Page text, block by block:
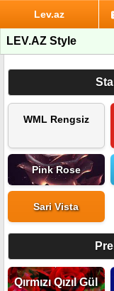
Lev.az
LEV.AZ Style
WML Rengsiz
Pink Rose
Sari Vista
Qırmızı Qızıl Gül